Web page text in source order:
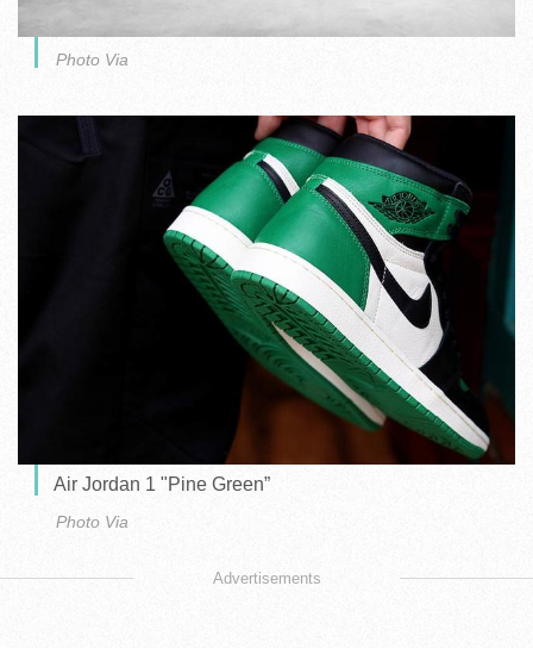
Photo Via
Air Jordan 1 "Pine Green”
Photo Via
Advertisements